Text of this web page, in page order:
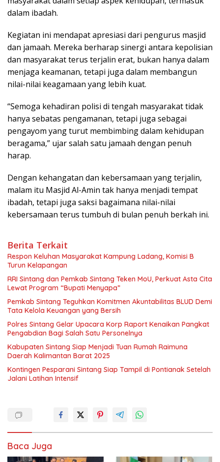
dalam ibadah.
Kegiatan ini mendapat apresiasi dari pengurus masjid
dan jamaah. Mereka berharap sinergi antara kepolisian
dan masyarakat terus terjalin erat, bukan hanya dalam
menjaga keamanan, tetapi juga dalam membangun
nilai-nilai keagamaan yang lebih kuat.
“Semoga kehadiran polisi di tengah masyarakat tidak
hanya sebatas pengamanan, tetapi juga sebagai
pengayom yang turut membimbing dalam kehidupan
beragama,” ujar salah satu jamaah dengan penuh
harap.
Dengan kehangatan dan kebersamaan yang terjalin,
malam itu Masjid Al-Amin tak hanya menjadi tempat
ibadah, tetapi juga saksi bagaimana nilai-nilai
kebersamaan terus tumbuh di bulan penuh berkah ini.
Berita Terkait
Respon Keluhan Masyarakat Kampung Ladang, Komisi B
Turun Kelapangan
RRI Sintang dan Pemkab Sintang Teken MoU, Perkuat Asta Cita
Lewat Program “Bupati Menyapa”
Pemkab Sintang Teguhkan Komitmen Akuntabilitas BLUD Demi
Tata Kelola Keuangan yang Bersih
Polres Sintang Gelar Upacara Korp Raport Kenaikan Pangkat
Pengabdian Bagi Salah Satu Personelnya
Kabupaten Sintang Siap Menjadi Tuan Rumah Raimuna
Daerah Kalimantan Barat 2025
Kontingen Pesparani Sintang Siap Tampil di Pontianak Setelah
Jalani Latihan Intensif
Baca Juga